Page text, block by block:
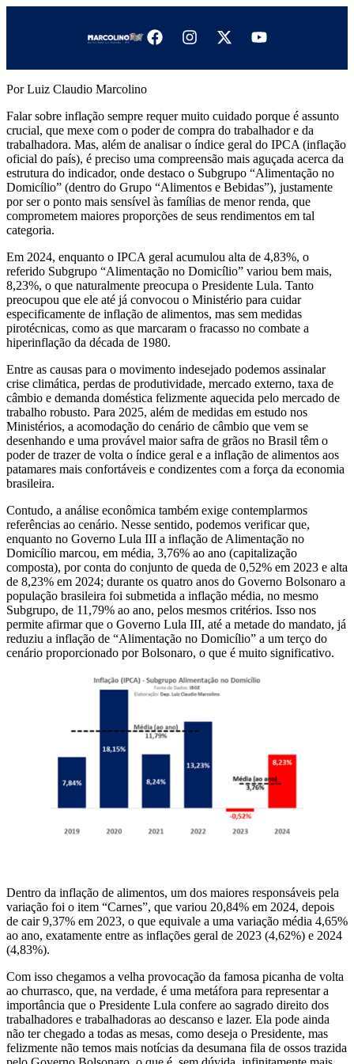
Por Luiz Claudio Marcolino
Falar sobre inflação sempre requer muito cuidado porque é assunto
crucial, que mexe com o poder de compra do trabalhador e da
trabalhadora. Mas, além de analisar o índice geral do IPCA (inflação
oficial do país), é preciso uma compreensão mais aguçada acerca da
estrutura do indicador, onde destaco o Subgrupo “Alimentação no
Domicílio” (dentro do Grupo “Alimentos e Bebidas”), justamente
por ser o ponto mais sensível às famílias de menor renda, que
comprometem maiores proporções de seus rendimentos em tal
categoria.
Em 2024, enquanto o IPCA geral acumulou alta de 4,83%, o
referido Subgrupo “Alimentação no Domicílio” variou bem mais,
8,23%, o que naturalmente preocupa o Presidente Lula. Tanto
preocupou que ele até já convocou o Ministério para cuidar
especificamente de inflação de alimentos, mas sem medidas
pirotécnicas, como as que marcaram o fracasso no combate a
hiperinflação da década de 1980.
Entre as causas para o movimento indesejado podemos assinalar
crise climática, perdas de produtividade, mercado externo, taxa de
câmbio e demanda doméstica felizmente aquecida pelo mercado de
trabalho robusto. Para 2025, além de medidas em estudo nos
Ministérios, a acomodação do cenário de câmbio que vem se
desenhando e uma provável maior safra de grãos no Brasil têm o
poder de trazer de volta o índice geral e a inflação de alimentos aos
patamares mais confortáveis e condizentes com a força da economia
brasileira.
Contudo, a análise econômica também exige contemplarmos
referências ao cenário. Nesse sentido, podemos verificar que,
enquanto no Governo Lula III a inflação de Alimentação no
Domicílio marcou, em média, 3,76% ao ano (capitalização
composta), por conta do conjunto de queda de 0,52% em 2023 e alta
de 8,23% em 2024; durante os quatro anos do Governo Bolsonaro a
população brasileira foi submetida a inflação média, no mesmo
Subgrupo, de 11,79% ao ano, pelos mesmos critérios. Isso nos
permite afirmar que o Governo Lula III, até a metade do mandato, já
reduziu a inflação de “Alimentação no Domicílio” a um terço do
cenário proporcionado por Bolsonaro, o que é muito significativo.
Dentro da inflação de alimentos, um dos maiores responsáveis pela
variação foi o item “Carnes”, que variou 20,84% em 2024, depois
de cair 9,37% em 2023, o que equivale a uma variação média 4,65%
ao ano, exatamente entre as inflações geral de 2023 (4,62%) e 2024
(4,83%).
Com isso chegamos a velha provocação da famosa picanha de volta
ao churrasco, que, na verdade, é uma metáfora para representar a
importância que o Presidente Lula confere ao sagrado direito dos
trabalhadores e trabalhadoras ao descanso e lazer. Ela pode ainda
não ter chegado a todas as mesas, como deseja o Presidente, mas
felizmente não temos mais notícias da desumana fila de ossos trazida